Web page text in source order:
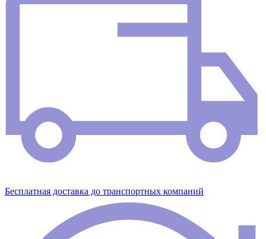
Бесплатная доставка до транспортных компаний